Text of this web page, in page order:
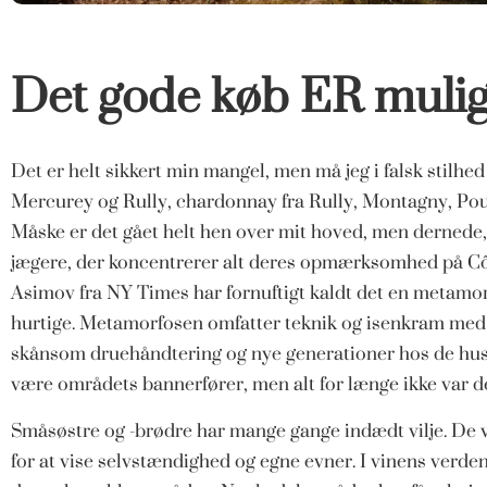
Det gode køb ER
Det er helt sikkert min mangel, men må jeg i falsk
Mercurey og Rully, chardonnay fra Rully, Montagny,
Måske er det gået helt hen over mit hoved, men
jægere, der koncentrerer alt deres opmærksomhed på
Asimov fra NY Times har fornuftigt kaldt det en
hurtige. Metamorfosen omfatter teknik og isenkram
skånsom druehåndtering og nye generationer hos de
være områdets bannerfører, men alt for længe ikke var
Småsøstre og -brødre har mange gange indædt vilje.
for at vise selvstændighed og egne evner. I vinens